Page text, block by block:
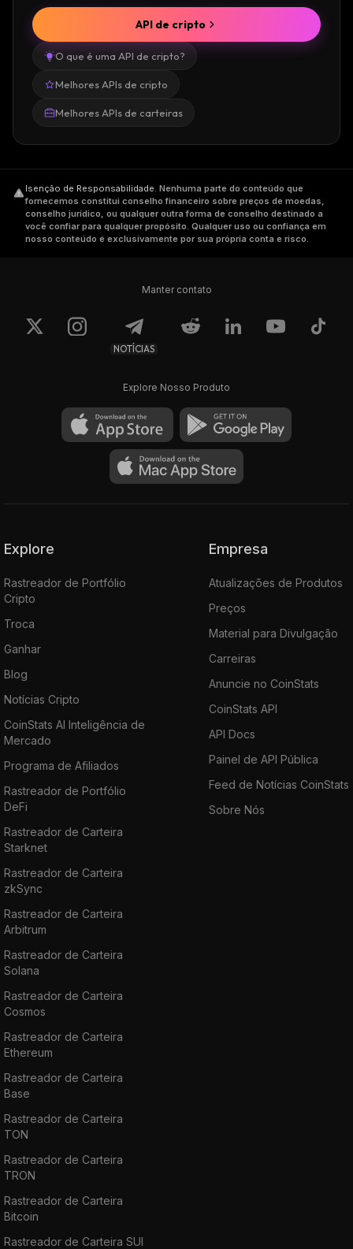
O que é uma API de cripto?
Melhores APIs de cripto
Melhores APIs de carteiras
API de cripto
Isenção de Responsabilidade. Nenhuma parte do conteúdo que
fornecemos constitui conselho financeiro sobre preços de moedas,
conselho jurídico, ou qualquer outra forma de conselho destinado a
você confiar para qualquer propósito. Qualquer uso ou confiança em
nosso conteúdo é exclusivamente por sua própria conta e risco.
Manter contato
NOTÍCIAS
Explore Nosso Produto
Explore
Rastreador de Portfólio
Cripto
Troca
Ganhar
Blog
Notícias Cripto
CoinStats AI Inteligência de
Mercado
Programa de Afiliados
Rastreador de Portfólio
DeFi
Rastreador de Carteira
Starknet
Rastreador de Carteira
zkSync
Rastreador de Carteira
Arbitrum
Rastreador de Carteira
Solana
Rastreador de Carteira
Cosmos
Rastreador de Carteira
Ethereum
Rastreador de Carteira
Base
Rastreador de Carteira
TON
Rastreador de Carteira
TRON
Rastreador de Carteira
Bitcoin
Rastreador de Carteira SUI
Empresa
Atualizações de Produtos
Preços
Material para Divulgação
Carreiras
Anuncie no CoinStats
CoinStats API
API Docs
Painel de API Pública
Feed de Notícias CoinStats
Sobre Nós